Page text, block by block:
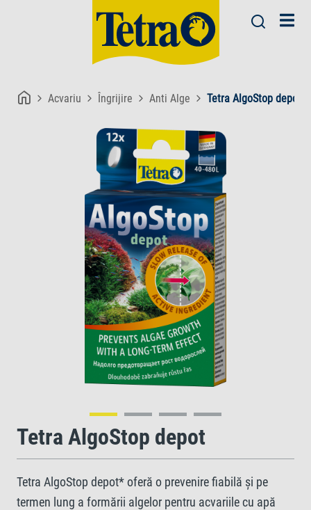
Acvariu Îngrijire Anti Alge Tetra AlgoStop depot
Tetra AlgoStop depot
Tetra AlgoStop depot* oferă o prevenire fiabilă și pe
termen lung a formării algelor pentru acvariile cu apă